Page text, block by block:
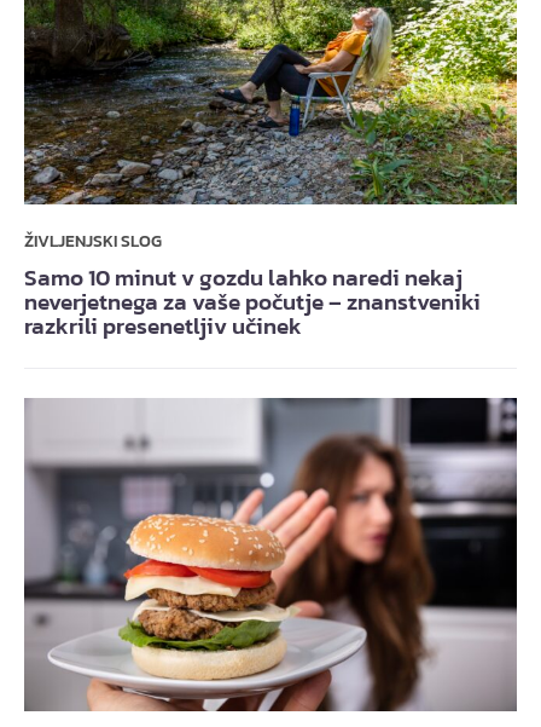
ŽIVLJENJSKI SLOG
Samo 10 minut v gozdu lahko naredi nekaj
neverjetnega za vaše počutje – znanstveniki
razkrili presenetljiv učinek